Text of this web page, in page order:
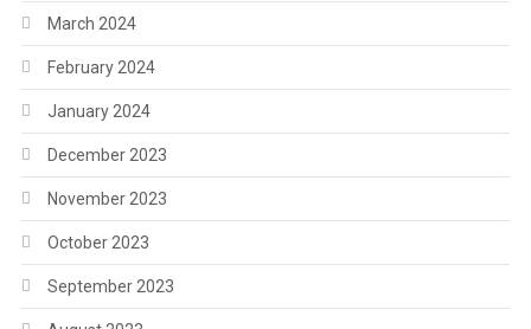
March 2024
February 2024
January 2024
December 2023
November 2023
October 2023
September 2023